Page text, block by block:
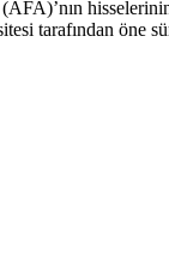
(AFA)’nın
tarafından öne